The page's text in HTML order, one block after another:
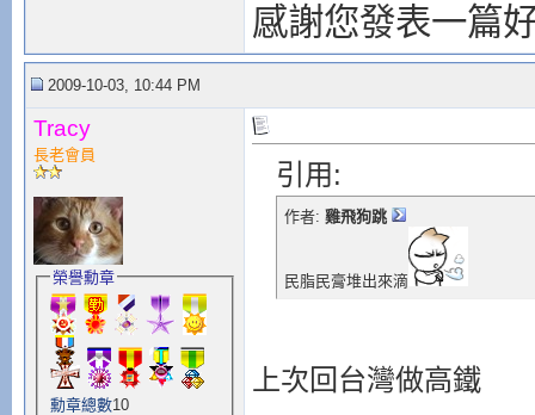
感謝您發表一篇
2009-10-03, 10:44 PM
Tracy
長老會員
榮譽勳章
勳章總數10
引用:
作者: 雞飛狗跳
民脂民膏堆出來滴
上次回台灣做高鐵